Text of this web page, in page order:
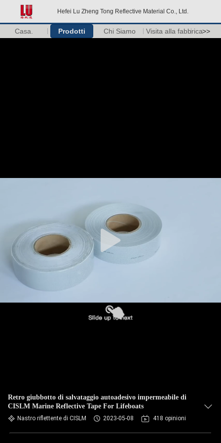
Hefei Lu Zheng Tong Reflective Material Co., Ltd.
Casa. Prodotti Chi Siamo Visita alla fabbrica>>
Retro giubbotto di salvataggio autoadesivo impermeabile di
CISLM Marine Reflective Tape For Lifeboats
Nastro riflettente di CISLM 2023-05-08 418 opinioni